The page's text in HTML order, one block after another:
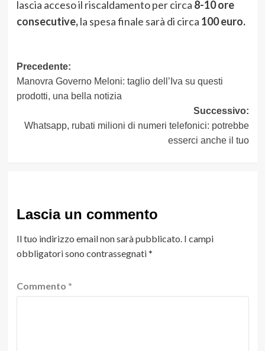
lascia acceso il riscaldamento per circa 8-10 ore
consecutive,la spesa finale sarà di circa 100 euro.
Navigazione
articolo
Precedente:
Manovra Governo Meloni: taglio dell’Iva su questi
prodotti, una bella notizia
Successivo:
Whatsapp, rubati milioni di numeri telefonici: potrebbe
esserci anche il tuo
Lascia un commento
Il tuo indirizzo email non sarà pubblicato. I campi
obbligatori sono contrassegnati*
Commento *